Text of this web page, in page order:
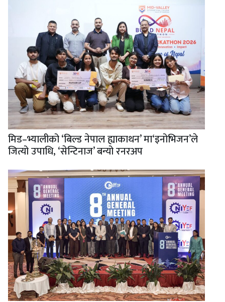
मिड–भ्यालीको ‘बिल्ड नेपाल ह्याकाथन’ मा‘इनोभिजन’ले
जित्यो उपाधि, ‘सेन्टिनाज’ बन्यो रनरअप